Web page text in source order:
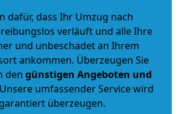
dafür, dass Ihr Umzug nach
verläuft und alle Ihre
und unbeschadet an Ihrem
ankommen. Überzeugen Sie
den günstigen Angeboten und
Unsere umfassender Service wird
überzeugen.